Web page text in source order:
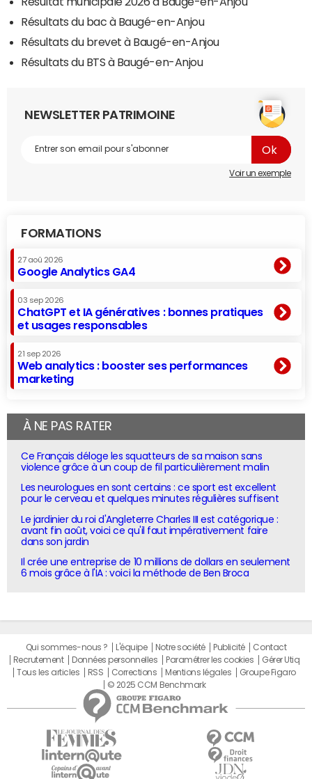
Résultats du bac à Baugé-en-Anjou
Résultats du brevet à Baugé-en-Anjou
Résultats du BTS à Baugé-en-Anjou
NEWSLETTER PATRIMOINE
Voir un exemple
FORMATIONS
27 aoû 2026
Google Analytics GA4
03 sep 2026
ChatGPT et IA génératives : bonnes pratiques
et usages responsables
21 sep 2026
Web analytics : booster ses performances
marketing
À NE PAS RATER
Ce Français déloge les squatteurs de sa maison sans
violence grâce à un coup de fil particulièrement malin
Les neurologues en sont certains : ce sport est excellent
pour le cerveau et quelques minutes régulières suffisent
Le jardinier du roi d'Angleterre Charles III est catégorique :
avant fin août, voici ce qu'il faut impérativement faire
dans son jardin
Il crée une entreprise de 10 millions de dollars en seulement
6 mois grâce à l'IA : voici la méthode de Ben Broca
Qui sommes-nous ? L'équipe Notre société Publicité
Contact
Recrutement
Données personnelles Paramétrer les cookies
Gérer Utiq
Tous les articles
RSS Corrections Mentions légales
Groupe Figaro
© 2025 CCM Benchmark